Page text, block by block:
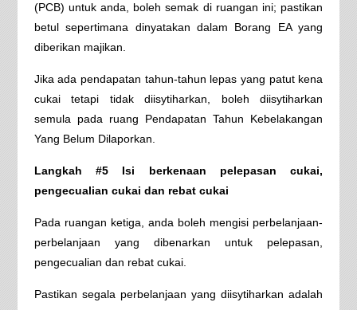
(PCB) untuk anda, boleh semak di ruangan ini; pastikan
betul sepertimana dinyatakan dalam Borang EA yang
diberikan majikan.
Jika ada pendapatan tahun-tahun lepas yang patut kena
cukai tetapi tidak diisytiharkan, boleh diisytiharkan
semula pada ruang Pendapatan Tahun Kebelakangan
Yang Belum Dilaporkan.
Langkah #5 Isi berkenaan pelepasan cukai,
pengecualian cukai dan rebat cukai
Pada ruangan ketiga, anda boleh mengisi perbelanjaan-
perbelanjaan yang dibenarkan untuk pelepasan,
pengecualian dan rebat cukai.
Pastikan segala perbelanjaan yang diisytiharkan adalah